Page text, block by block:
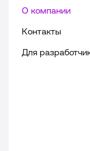
Универсальные
Телефония для
Телефония для
Виртуальная АТС
Номер 8-800
Информация для
FAQ
База знаний
О компании
Контакты
Для